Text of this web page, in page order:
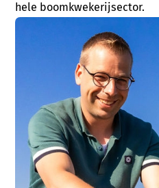
hele boomkwekerijsector.